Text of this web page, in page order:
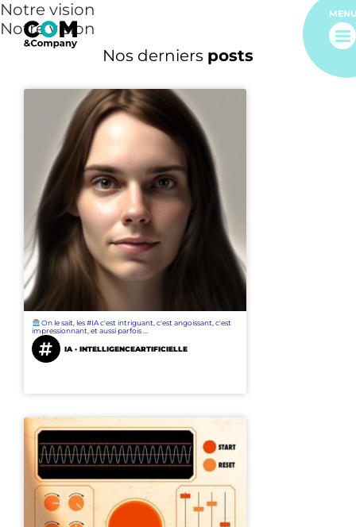
Notre vision
Notre vision
Nos derniers posts
On le sait, les #IA c'est intriguant, c'est angoissant, c'est
impressionnant, et aussi parfois ...
IA · INTELLIGENCEARTIFICIELLE